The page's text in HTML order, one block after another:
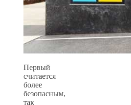
Первый
считается
более
безопасным,
так